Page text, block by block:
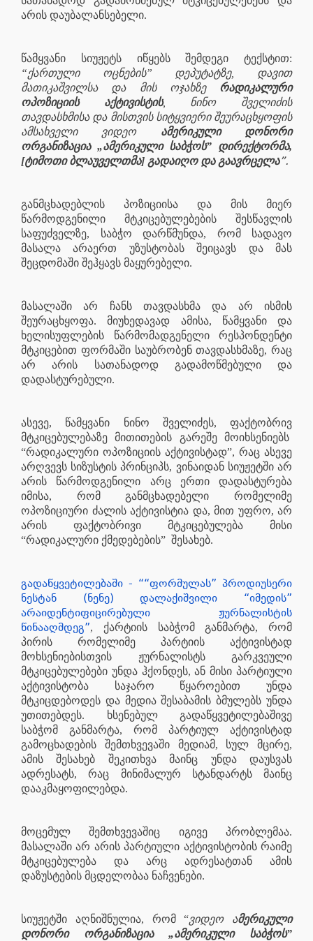
არის დაუბალანსებელი.
წამყვანი სიუჟეტს იწყებს შემდეგი ტექსტით:
“ქართული ოცნების” დეპუტატზე, დავით
მათიკაშვილსა და მის ოჯახზე რადიკალური
ოპოზიციის აქტივისტის, ნინო შველიძის
თავდასხმისა და მისთვის სიტყვიერი შეურაცხყოფის
ამსახველი ვიდეო ამერიკული დონორი
ორგანიზაცია „ამერიკული საბჭოს” დირექტორმა,
[ტიმოთი ბლაუველთმა] გადაიღო და გაავრცელა”.
განმცხადებლის პოზიციისა და მის მიერ
წარმოდგენილი მტკიცებულებების შესწავლის
საფუძველზე, საბჭო დარწმუნდა, რომ სადავო
მასალა არაერთ უზუსტობას შეიცავს და მას
შეცდომაში შეჰყავს მაყურებელი.
მასალაში არ ჩანს თავდასხმა და არ ისმის
შეურაცხყოფა. მიუხედავად ამისა, წამყვანი და
ხელისუფლების წარმომადგენელი რესპონდენტი
მტკიცებით ფორმაში საუბრობენ თავდასხმაზე, რაც
არ არის სათანადოდ გადამოწმებული და
დადასტურებული.
ასევე, წამყვანი ნინო შველიძეს, ფაქტობრივ
მტკიცებულებაზე მითითების გარეშე მოიხსენიებს
“რადიკალური ოპოზიციის აქტივისტად”, რაც ასევე
არღვევს სიზუსტის პრინციპს, ვინაიდან სიუჟეტში არ
არის წარმოდგენილი არც ერთი დადასტურება
იმისა, რომ განმცხადებელი რომელიმე
ოპოზიციური ძალის აქტივისტია და, მით უფრო, არ
არის ფაქტობრივი მტკიცებულება მისი
“რადიკალური ქმედებების” შესახებ.
გადაწყვეტილებაში - ““ფორმულას” პროდიუსერი
ნესტან (ნენე) დალაქიშვილი “იმედის”
არაიდენტიფიცირებული ჟურნალისტის
წინააღმდეგ”, ქარტიის საბჭომ განმარტა, რომ
პირის რომელიმე პარტიის აქტივისტად
მოხსენიებისთვის ჟურნალისტს გარკვეული
მტკიცებულებები უნდა ჰქონდეს, ან მისი პარტიული
აქტივისტობა საჯარო წყაროებით უნდა
მტკიცდებოდეს და მედია შესაბამის ბმულებს უნდა
უთითებდეს. ხსენებულ გადაწყვეტილებაშივე
საბჭომ განმარტა, რომ პარტიულ აქტივისტად
გამოცხადების შემთხვევაში მედიამ, სულ მცირე,
ამის შესახებ შეკითხვა მაინც უნდა დაუსვას
ადრესატს, რაც მინიმალურ სტანდარტს მაინც
დააკმაყოფილებდა.
მოცემულ შემთხვევაშიც იგივე პრობლემაა.
მასალაში არ არის პარტიული აქტივისტობის რაიმე
მტკიცებულება და არც ადრესატთან ამის
დაზუსტების მცდელობაა ნაჩვენები.
სიუჟეტში აღნიშნულია, რომ “ვიდეო ამერიკული
დონორი ორგანიზაცია „ამერიკული საბჭოს”